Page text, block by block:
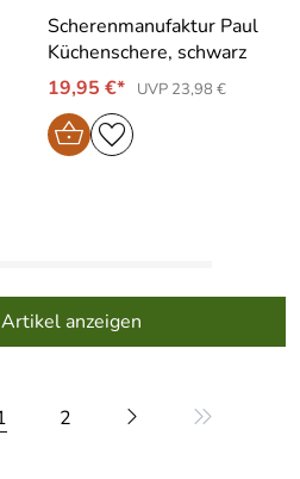
Scherenmanufaktur Paul
Küchenschere, schwarz
19,95 €*
UVP 23,98 €
anzeigen
2